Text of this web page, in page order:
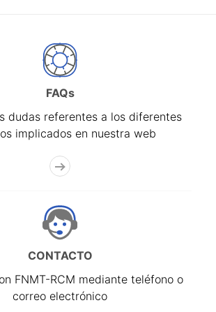
FAQs
dudas referentes a los diferentes
implicados en nuestra web
CONTACTO
FNMT-RCM mediante teléfono o
correo electrónico